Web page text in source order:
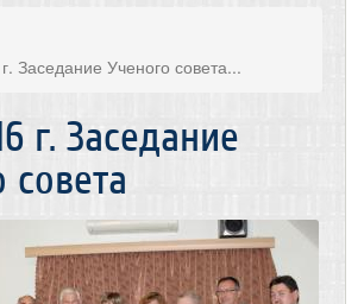
Заседание Ученого совета...
г. Заседание
совета